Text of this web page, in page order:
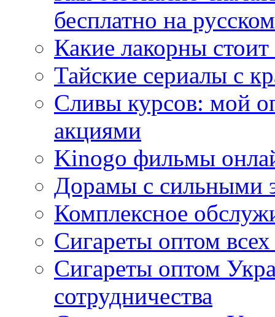
бесплатно на
Какие лакорны
Тайские сериалы с
Сливы курсов: мой
акциями
Kinogo фильмы
Дорамы с сильными
Комплексное
Сигареты оптом
Сигареты оптом
сотрудничества